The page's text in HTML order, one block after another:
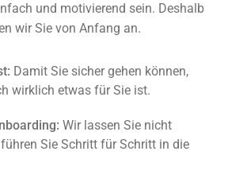
und motivierend sein. Deshalb
wir Sie von Anfang an.
Damit Sie sicher gehen können,
wirklich etwas für Sie ist.
Wir lassen Sie nicht
Sie Schritt für Schritt in die